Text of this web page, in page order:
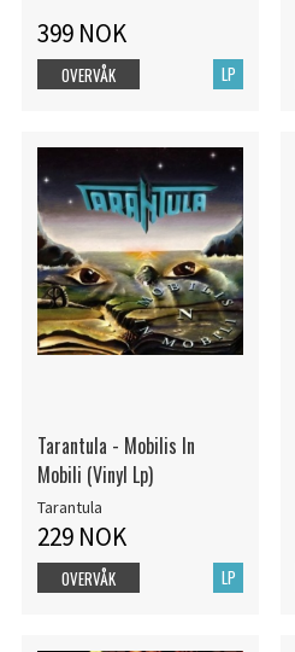
399 NOK
LP
OVERVÅK
Tarantula - Mobilis In
Mobili (Vinyl Lp)
Tarantula
229 NOK
LP
OVERVÅK